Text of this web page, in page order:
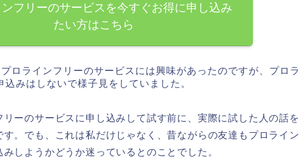
フリーのサービスを今すぐお得に申し込み
たい方はこちら
ロラインフリーのサービスには興味があったのですが、プロラ
みはしないで様子見をしていました。
ーのサービスに申し込みして試す前に、実際に試した人の話を
。でも、これは私だけじゃなく、昔ながらの友達もプロライン
しようかどうか迷っているとのことでした。